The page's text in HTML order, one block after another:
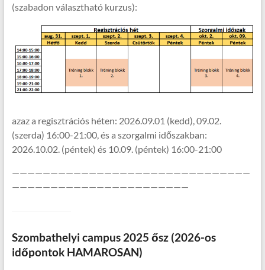
(szabadon választható kurzus):
azaz a regisztrációs héten: 2026.09.01 (kedd), 09.02.
(szerda) 16:00-21:00, és a szorgalmi időszakban:
2026.10.02. (péntek) és 10.09. (péntek) 16:00-21:00
———————————————————————————————
———————————————————————
Szombathelyi campus 2025 ősz (2026-os
időpontok HAMAROSAN)